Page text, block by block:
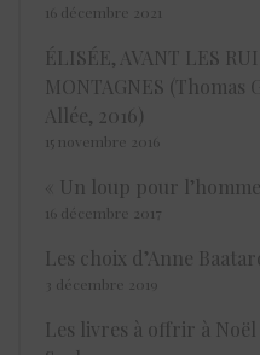
16 décembre 2021
ÉLISÉE, AVANT LES
MONTAGNES
Allée, 2016)
15 novembre 2016
« Un loup pour
16 décembre 2017
Les choix d’Anne
3 décembre 2019
Les livres à offrir à